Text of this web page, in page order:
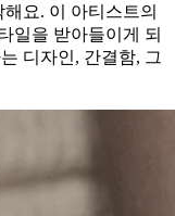
요. 이 아티스트의
일을 받아들이게 되
디자인, 간결함, 그